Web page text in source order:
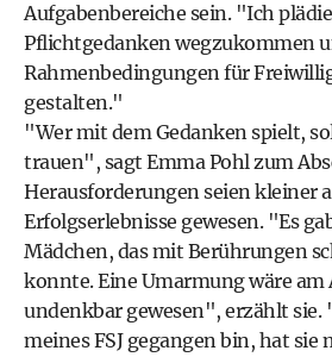
Aufgabenbereiche sein. "Ich
Pflichtgedanken wegzukommen
Rahmenbedingungen für
gestalten."
"Wer mit dem Gedanken spielt,
trauen", sagt Emma Pohl zum
Herausforderungen seien kleiner
Erfolgserlebnisse gewesen. "Es
Mädchen, das mit Berührungen
konnte. Eine Umarmung wäre am
undenkbar gewesen", erzählt sie.
meines FSJ gegangen bin, hat